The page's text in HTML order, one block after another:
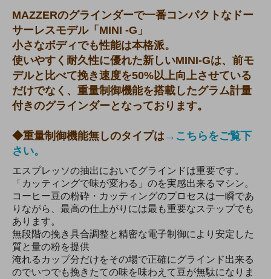
MAZZERのグラインダーで一番コンパクトなドー
サーレスモデル「MINI -G」
小さなボディでも性能は本格派。
使いやすく耐久性に優れた新しいMINI-Gは、前モ
デルと比べて挽き速度を50%以上向上させている
だけでなく、重量制御機能を搭載したグラム計量
付きのグラインダーとなっております。
◆重量制御機能無しのタイプは→こちらをご覧下
さい。
エスプレッソの抽出においてグラインドは重要です。
「カッティングで味が変わる」のを実感出来るマシン。
コーヒー豆の粉砕・カッティングのプロセスは一瞬であ
りながら、最高の仕上がりには最も重要なステップでも
あります。
無段階の挽き具合調整と精密な電子制御により安定した
質と量の粉を提供
淹れるカップ分だけをその場で正確にグラインド出来る
のでいつでも挽きたての味を味わえて豆が無駄になりま